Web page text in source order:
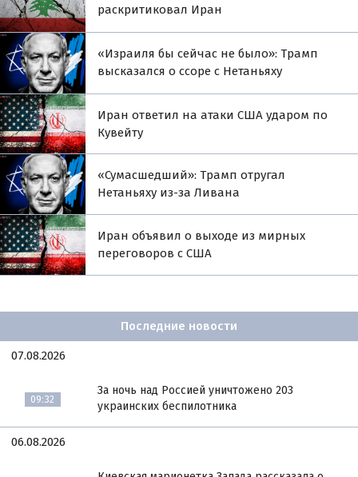
раскритиковал Иран
«Израиля бы сейчас не было»: Трамп
высказался о ссоре с Нетаньяху
Иран ответил на атаки США ударом по
Кувейту
«Сумасшедший»: Трамп отругал
Нетаньяху из-за Ливана
Иран объявил о выходе из мирных
переговоров с США
Последние новости
07.08.2026
09:32
За ночь над Россией уничтожено 203
украинских беспилотника
06.08.2026